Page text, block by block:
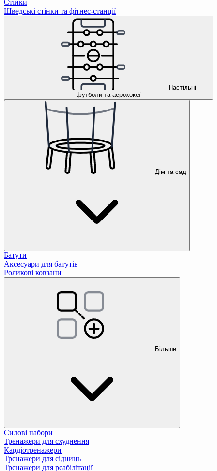
Стійки
Шведські стінки та фітнес-станції
Настільні
футболи та аерохокеї
Дім та сад
Батути
Аксесуари для батутів
Роликові ковзани
Більше
Силові набори
Тренажери для схуднення
Кардіотренажери
Тренажери для сідниць
Тренажери для реабілітації